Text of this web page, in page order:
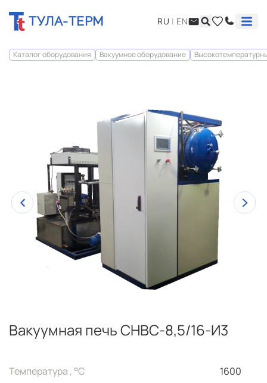
ТУЛА-ТЕРМ RU | EN
Каталог оборудования Вакуумное оборудование
Вакуумная печь СНВС-8,5/16-И3
Температура , °C
1600